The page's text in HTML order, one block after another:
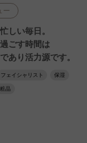
ー
しい毎日。
ごす時間は
あり活力源です。
フェイシャリスト 保湿
品